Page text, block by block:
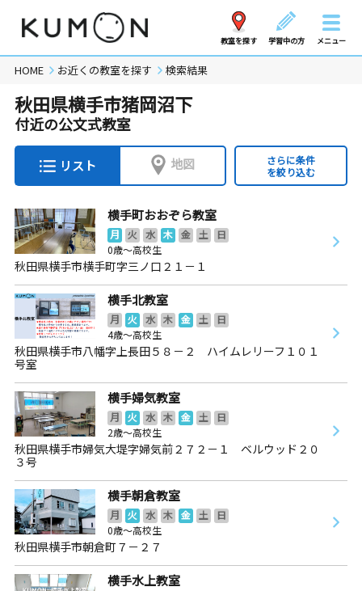
教室を探す 学習中の方 メニュー
HOME お近くの教室を探す 検索結果
秋田県横手市猪岡沼下
付近の公文式教室
リスト 地図
さらに条件
を絞り込む
横手町おおぞら教室
月 火 水 木 金 土
日
0歳～高校生
秋田県横手市横手町字三ノ口２１－１
横手北教室
月 火 水 木 金 土
日
4歳～高校生
秋田県横手市八幡字上長田５８－２ ハイムレリーフ１０１
号室
横手婦気教室
月 火 水 木 金 土
日
2歳～高校生
秋田県横手市婦気大堤字婦気前２７２－１ ベルウッド２０
３号
横手朝倉教室
月 火 水 木 金 土
日
0歳～高校生
秋田県横手市朝倉町７－２７
横手水上教室